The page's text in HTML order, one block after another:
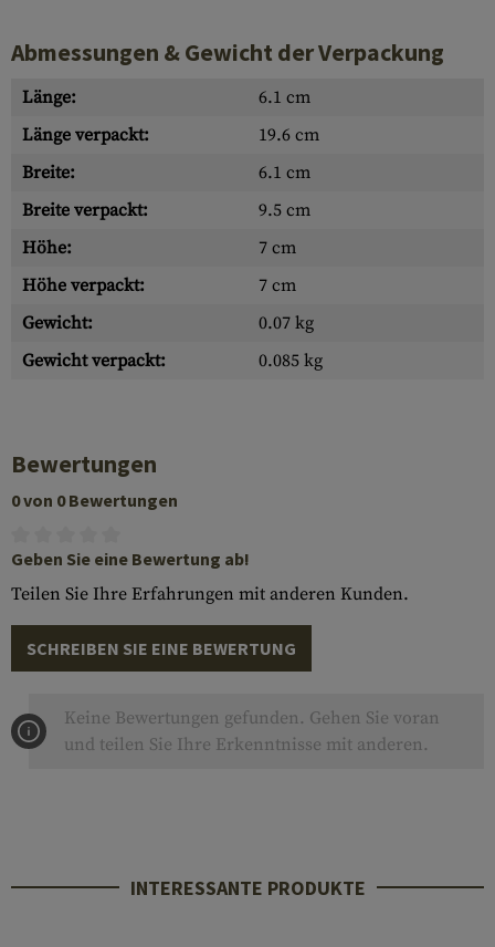
Abmessungen & Gewicht der Verpackung
Länge:
6.1 cm
Länge verpackt:
19.6 cm
Breite:
6.1 cm
Breite verpackt:
9.5 cm
Höhe:
7 cm
Höhe verpackt:
7 cm
Gewicht:
0.07 kg
Gewicht verpackt:
0.085 kg
Bewertungen
0 von 0 Bewertungen
Geben Sie eine Bewertung ab!
Teilen Sie Ihre Erfahrungen mit anderen Kunden.
SCHREIBEN SIE EINE BEWERTUNG
Keine Bewertungen gefunden. Gehen Sie voran
und teilen Sie Ihre Erkenntnisse mit anderen.
INTERESSANTE PRODUKTE